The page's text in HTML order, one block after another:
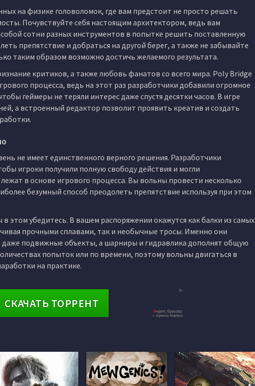
на физике головоломок, где вам предстоит не просто решать
Почувствуйте себя настоящим архитектором, ведь вам
сотни разных инструментов в попытке решить поставленную
препятствие и добраться на другой берег, а также не забывайте
таким образом возможно достичь желаемого результата.
критиков, а также любовь фанатов со всего мира. Poly Bridge
процесса, ведь на этот раз разработчики добавили огромное
геймеры не теряли интерес даже спустя десятки часов. В игре
а встроенный редактор позволит проявить креатив и создать
не имеет единственного верного решения. Разработчики
игроки получили полную свободу действия и могли
в основе игрового процесса. Вы вольны провести несколько
безумный способ преодолеть препятствие используя при этом
этом убедитесь. В вашем распоряжении окажутся как балки из самых
прочными сплавами, так и необычные тросы. Именно они
даже подвижные объекты, а шарниры и гидравлика дополнят общую
попыток или по времени, поэтому вольны двигаться в
на практике.
СКАЧАТЬ ТОРРЕНТ